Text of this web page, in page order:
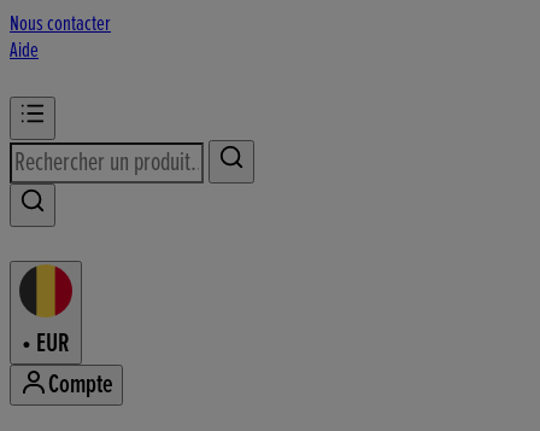
Nous contacter
Aide
• EUR
Compte